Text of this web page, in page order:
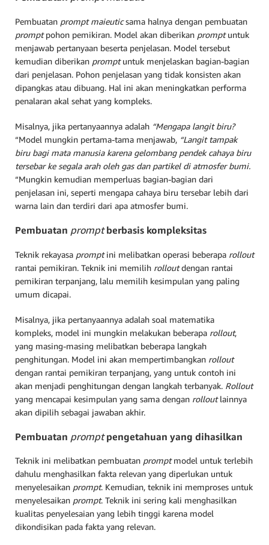
Pembuatan prompt maieuticsama halnya dengan pembuatan
promptpohon pemikiran. Model akan diberikan promptuntuk
menjawab pertanyaan beserta penjelasan. Model tersebut
kemudian diberikan promptuntuk menjelaskan bagian-bagian
dari penjelasan. Pohon penjelasan yang tidak konsisten akan
dipangkas atau dibuang. Hal ini akan meningkatkan performa
penalaran akal sehat yang kompleks.
Misalnya, jika pertanyaannya adalah “Mengapa langit biru?
“Model mungkin pertama-tama menjawab, “Langit tampak
biru bagi mata manusia karena gelombang pendek cahaya biru
tersebar ke segala arah oleh gas dan partikel di atmosfer bumi.
“Mungkin kemudian memperluas bagian-bagian dari
penjelasan ini, seperti mengapa cahaya biru tersebar lebih dari
warna lain dan terdiri dari apa atmosfer bumi.
Pembuatan promptberbasis kompleksitas
Teknik rekayasa promptini melibatkan operasi beberapa rollout
rantai pemikiran. Teknik ini memilih rolloutdengan rantai
pemikiran terpanjang, lalu memilih kesimpulan yang paling
umum dicapai.
Misalnya, jika pertanyaannya adalah soal matematika
kompleks, model ini mungkin melakukan beberapa rollout,
yang masing-masing melibatkan beberapa langkah
penghitungan. Model ini akan mempertimbangkan rollout
dengan rantai pemikiran terpanjang, yang untuk contoh ini
akan menjadi penghitungan dengan langkah terbanyak. Rollout
yang mencapai kesimpulan yang sama dengan rolloutlainnya
akan dipilih sebagai jawaban akhir.
Pembuatan promptpengetahuan yang dihasilkan
Teknik ini melibatkan pembuatan promptmodel untuk terlebih
dahulu menghasilkan fakta relevan yang diperlukan untuk
menyelesaikan prompt. Kemudian, teknik ini memproses untuk
menyelesaikan prompt. Teknik ini sering kali menghasilkan
kualitas penyelesaian yang lebih tinggi karena model
dikondisikan pada fakta yang relevan.